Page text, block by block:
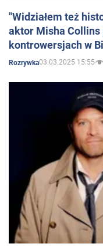
"Widziałem też
aktor Misha Collins
kontrowersjach w
Rozrywka03.03.2025 15:55